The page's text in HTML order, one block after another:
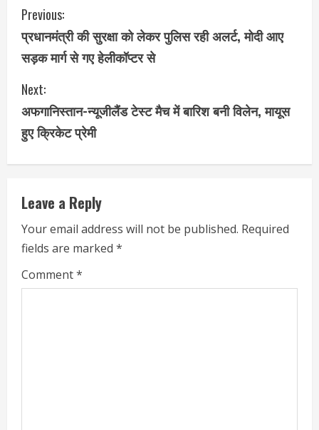
C
o
n
t
i
n
u
e
R
e
Previous:
प्रधानमंत्री की सुरक्षा को लेकर पुलिस रही अलर्ट, मोदी आए
सड़क मार्ग से गए हेलीकॉप्टर से
Next:
अफगानिस्तान-न्यूजीलैंड टेस्ट मैच में बारिश बनी विलेन, मायूस
हुए क्रिकेट प्रेमी
Leave a Reply
Your email address will not be published. Required
fields are marked *
Comment*